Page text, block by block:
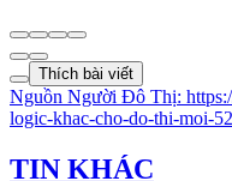
Thích bài viết
Nguồn Người Đô Thị:
logic-khac-cho-do-thi-moi-
TIN KHÁC